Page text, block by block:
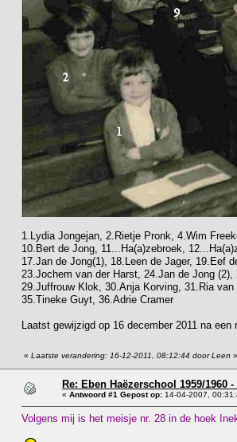
1.Lydia Jongejan, 2.Rietje Pronk, 4.Wim
10.Bert de Jong, 11...Ha(a)zebroek,
17.Jan de Jong(1), 18.Leen de Jager, 19.Eef
23.Jochem van der Harst, 24.Jan de Jong
29.Juffrouw Klok, 30.Anja Korving, 31.Ria
35.Tineke Guyt, 36.Adrie Cramer
Laatst gewijzigd op 16 december 2011 na
« Laatste verandering: 16-12-2011, 08:12:44 door Leen »
Re: Eben Haëzerschool 1959/1960
« Antwoord #1 Gepost op: 14-04-2007,
Volgens mij is het meisje nr. 28 in de hoek